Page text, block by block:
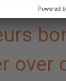
in 2045
over